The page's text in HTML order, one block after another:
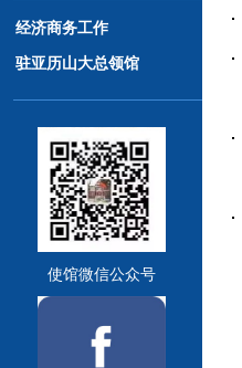
经济商务工作
驻亚历山大总领馆
使馆微信公众号